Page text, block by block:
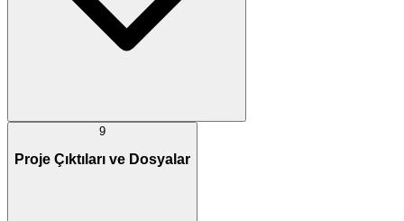
9
Proje Çıktıları ve Dosyalar